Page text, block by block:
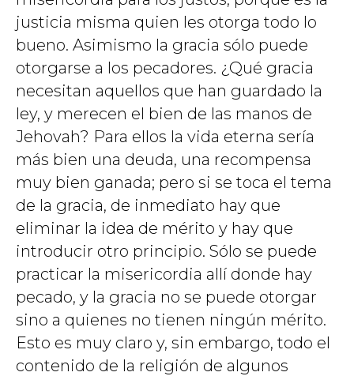
justicia misma quien les otorga todo lo
bueno. Asimismo la gracia sólo puede
otorgarse a los pecadores. ¿Qué gracia
necesitan aquellos que han guardado la
ley, y merecen el bien de las manos de
Jehovah? Para ellos la vida eterna sería
más bien una deuda, una recompensa
muy bien ganada; pero si se toca el tema
de la gracia, de inmediato hay que
eliminar la idea de mérito y hay que
introducir otro principio. Sólo se puede
practicar la misericordia allí donde hay
pecado, y la gracia no se puede otorgar
sino a quienes no tienen ningún mérito.
Esto es muy claro y, sin embargo, todo el
contenido de la religión de algunos